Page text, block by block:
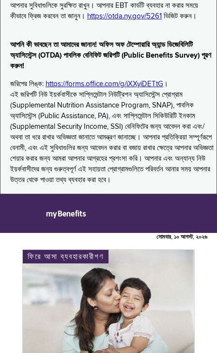
আপনার সুবিধাগুলিকে সুরক্ষিত রাখুন। আপনার EBT কার্ডটি ব্যবহার না করার সময়ে
কীভাবে ফ্রিজ করবেন তা জানুন। https://otda.ny.gov/5261 ভিজিট করুন।
আপনি কী ভাবছেন তা আমাদের জানান! অফিস অফ টেম্পোরারি অ্যান্ড ডিজেবিলিটি
অ্যাসিস্টেন্স (OTDA) পাবলিক বেনিফিট জরিপটি (Public Benefits Survey) পূরণ
করুন!
জরিপের লিঙ্ক: https://forms.office.com/g/iXXyiDETtG ।
এই জরিপটি নিউ ইয়র্কবাসীকে সাপ্লিমেন্টাল নিউট্রিশন অ্যাসিস্টেন্স প্রোগ্রাম
(Supplemental Nutrition Assistance Program, SNAP), পাবলিক
অ্যাসিস্টেন্স (Public Assistance, PA), এবং সাপ্লিমেন্টাল সিকিউরিটি ইনকাম
(Supplemental Security Income, SSI) বেনিফিটের জন্য আবেদন করা এবং/
অথবা তা ধরে রাখার অভিজ্ঞতা জানাতে আমন্ত্রণ জানাচ্ছে। আপনার প্রতিক্রিয়া সম্পূর্ণরূপে
বেনামী, এবং এই সুবিধাগুলির জন্য আবেদন করার বা বজায় রাখার ক্ষেত্রে আপনার অভিজ্ঞতা
শেয়ার করার জন্য আমরা আপনার আগ্রহের প্রশংসা করি। আপনার এবং অন্যান্য নিউ
ইয়র্কবাসীদের জন্য গুরুত্বপূর্ণ এই সহায়তা প্রোগ্রামগুলিতে পরিবর্তন আনার সময় আপনার
উত্তর থেকে পাওয়া তথ্য ব্যবহার করা হবে।
myBenefits
সোমবার, ১০ আগস্ট, ২০২৬
ফিরে আসা ব্যবহারকারীগণ